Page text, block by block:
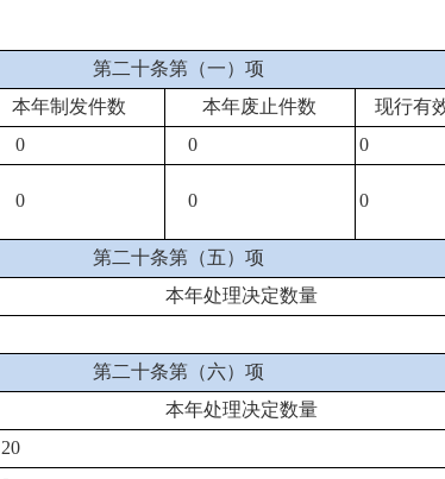
第二十条第（一）项
本年制发件数 本年废止件数
现行有
0 0
0
0 0 0
第二十条第（五）项
本年处理决定数量
第二十条第（六）项
本年处理决定数量
20